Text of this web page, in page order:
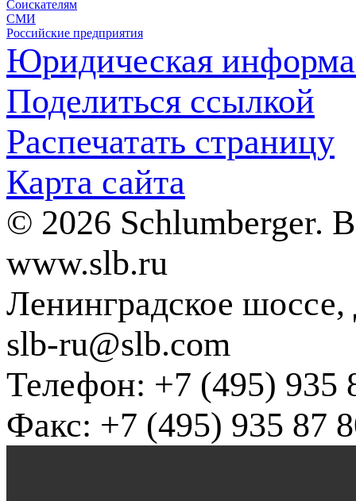
Соискателям
СМИ
Российские предприятия
Юридическая
Поделиться ссылкой
Распечатать страницу
Карта сайта
© 2026 Schlumberger.
www.slb.ru
Ленинградское
slb-ru@slb.com
Телефон: +7 (495) 935
Факс: +7 (495) 935 87